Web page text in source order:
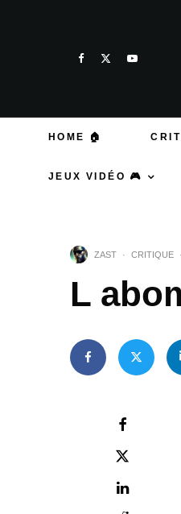
HOME 🏠
JEUX VIDÉO 🎮
ZAST · CRITIQUE ·
L